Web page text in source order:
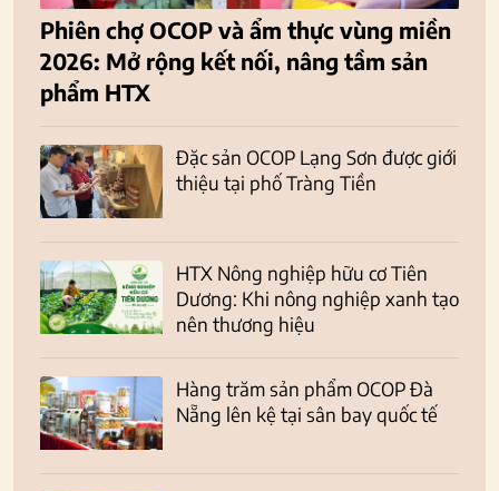
Phiên chợ OCOP và ẩm thực vùng miền
2026: Mở rộng kết nối, nâng tầm sản
phẩm HTX
Đặc sản OCOP Lạng Sơn được giới
thiệu tại phố Tràng Tiền
HTX Nông nghiệp hữu cơ Tiên
Dương: Khi nông nghiệp xanh tạo
nên thương hiệu
Hàng trăm sản phẩm OCOP Đà
Nẵng lên kệ tại sân bay quốc tế